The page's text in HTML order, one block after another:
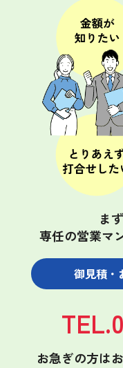
ま
専任の営業マ
御見積・
お急ぎの方は